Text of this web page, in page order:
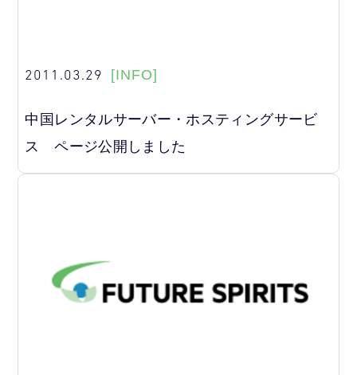
2011.03.29 [INFO]
中国レンタルサーバー・ホスティングサービ
ス ページ公開しました